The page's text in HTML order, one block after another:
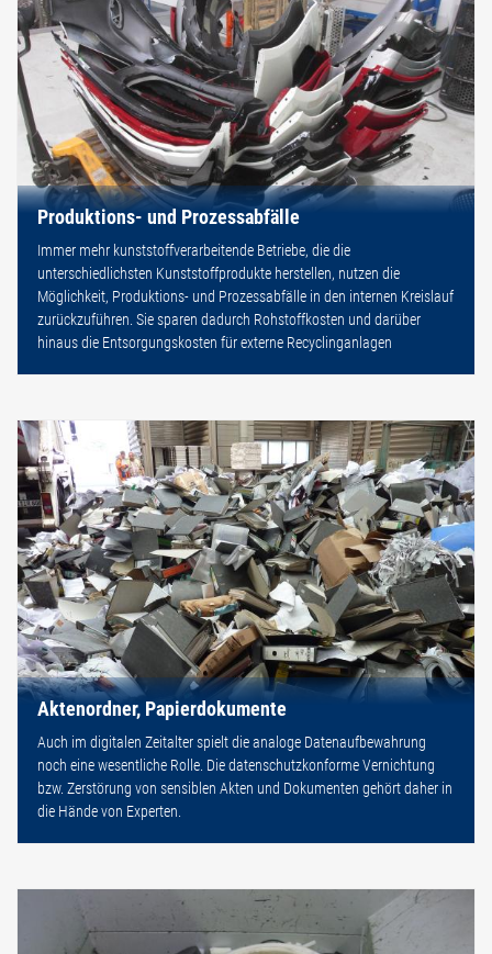
Produktions- und Prozessabfälle
Immer mehr kunststoffverarbeitende Betriebe, die die
unterschiedlichsten Kunststoffprodukte herstellen, nutzen die
Möglichkeit, Produktions- und Prozessabfälle in den internen Kreislauf
zurückzuführen. Sie sparen dadurch Rohstoffkosten und darüber
hinaus die Entsorgungskosten für externe Recyclinganlagen
Aktenordner, Papierdokumente
Auch im digitalen Zeitalter spielt die analoge Datenaufbewahrung
noch eine wesentliche Rolle. Die datenschutzkonforme Vernichtung
bzw. Zerstörung von sensiblen Akten und Dokumenten gehört daher in
die Hände von Experten.